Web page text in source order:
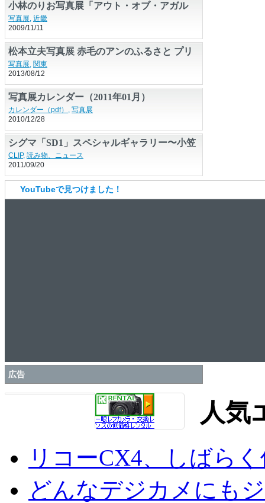
小林のりお写真展「アウト・オブ・アガル
タ」
写真展, 近畿
2009/11/11
松本立夫写真展 赤毛のアンのふるさと プリ
ンスエドワード島
写真展, 関東
2013/08/12
写真展カレンダー（2011年01月）
カレンダー（pdf） , 写真展
2010/12/28
シグマ「SD1」スペシャルギャラリー〜小笠
原諸島父島
CLIP, 読み物、ニュース
2011/09/20
YouTubeで見つけました！
広告
人気
リコーCX4、しばら
どんなデジカメにも